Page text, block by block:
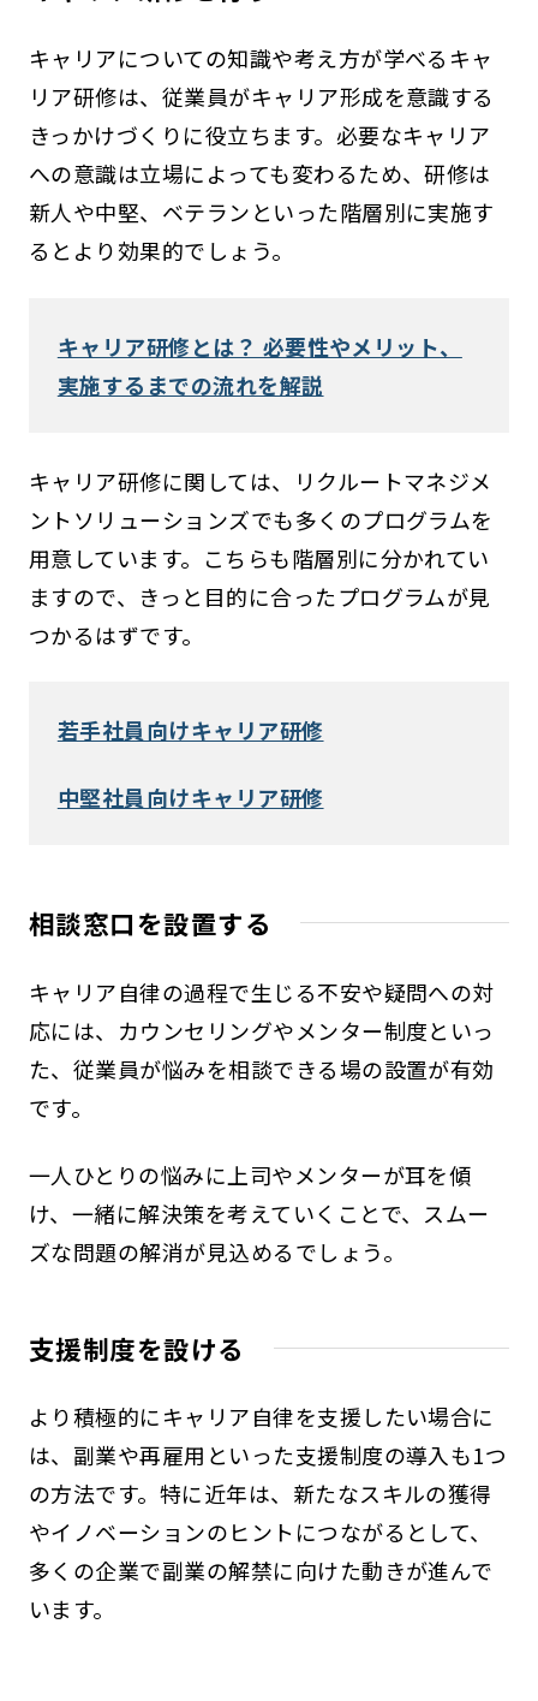
キャリアについての知識や考え方が学べるキャ
リア研修は、従業員がキャリア形成を意識する
きっかけづくりに役立ちます。必要なキャリア
への意識は立場によっても変わるため、研修は
新人や中堅、ベテランといった階層別に実施す
るとより効果的でしょう。
キャリア研修とは？ 必要性やメリット、
実施するまでの流れを解説
キャリア研修に関しては、リクルートマネジメ
ントソリューションズでも多くのプログラムを
用意しています。こちらも階層別に分かれてい
ますので、きっと目的に合ったプログラムが見
つかるはずです。
若手社員向けキャリア研修
中堅社員向けキャリア研修
相談窓口を設置する
キャリア自律の過程で生じる不安や疑問への対
応には、カウンセリングやメンター制度といっ
た、従業員が悩みを相談できる場の設置が有効
です。
一人ひとりの悩みに上司やメンターが耳を傾
け、一緒に解決策を考えていくことで、スムー
ズな問題の解消が見込めるでしょう。
支援制度を設ける
より積極的にキャリア自律を支援したい場合に
は、副業や再雇用といった支援制度の導入も1つ
の方法です。特に近年は、新たなスキルの獲得
やイノベーションのヒントにつながるとして、
多くの企業で副業の解禁に向けた動きが進んで
います。